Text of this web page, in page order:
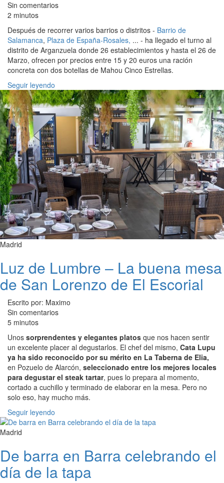
Sin comentarios
2 minutos
Después de recorrer varios barrios o distritos - Barrio de
Salamanca, Plaza de España-Rosales, ... - ha llegado el turno al
distrito de Arganzuela donde 26 establecimientos y hasta el 26 de
Marzo, ofrecen por precios entre 15 y 20 euros una ración
concreta con dos botellas de Mahou Cinco Estrellas.
Seguir leyendo
Madrid
Luz de Lumbre – La buena mesa
de San Lorenzo de El Escorial
Escrito por: Maximo
Sin comentarios
5 minutos
Unos sorprendentes y elegantes platos que nos hacen sentir
un excelente placer al degustarlos. El chef del mismo, Cata Lupu
ya ha sido reconocido por su mérito en La Taberna de Elia,
en Pozuelo de Alarcón, seleccionado entre los mejores locales
para degustar el steak tartar, pues lo prepara al momento,
cortado a cuchillo y terminado de elaborar en la mesa. Pero no
solo eso, hay mucho más.
Seguir leyendo
Madrid
De barra en Barra celebrando el
día de la tapa